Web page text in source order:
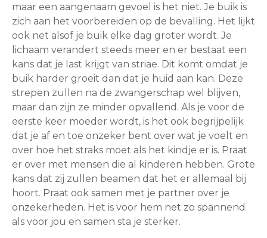
maar een aangenaam gevoel is het niet. Je buik is
zich aan het voorbereiden op de bevalling. Het lijkt
ook net alsof je buik elke dag groter wordt. Je
lichaam verandert steeds meer en er bestaat een
kans dat je last krijgt van striae. Dit komt omdat je
buik harder groeit dan dat je huid aan kan. Deze
strepen zullen na de zwangerschap wel blijven,
maar dan zijn ze minder opvallend. Als je voor de
eerste keer moeder wordt, is het ook begrijpelijk
dat je af en toe onzeker bent over wat je voelt en
over hoe het straks moet als het kindje er is. Praat
er over met mensen die al kinderen hebben. Grote
kans dat zij zullen beamen dat het er allemaal bij
hoort. Praat ook samen met je partner over je
onzekerheden. Het is voor hem net zo spannend
als voor jou en samen sta je sterker.